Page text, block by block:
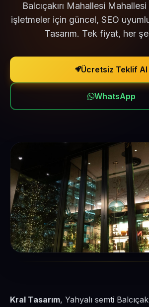
Balcıçakırı Mahallesi
işletmeler için güncel, SEO
Tasarım. Tek fiyat, her
Ücretsiz Teklif Al
WhatsApp
Kral Tasarım, Yahyalı semti